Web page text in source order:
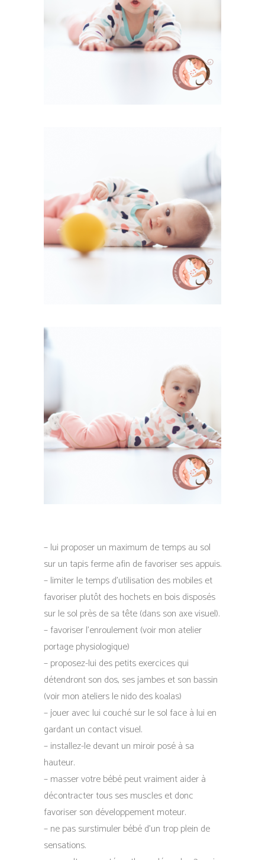
– lui proposer un maximum de temps au sol
sur un tapis ferme afin de favoriser ses appuis.
– limiter le temps d’utilisation des mobiles et
favoriser plutôt des hochets en bois disposés
sur le sol près de sa tête (dans son axe visuel).
– favoriser l’enroulement (voir mon atelier
portage physiologique)
– proposez-lui des petits exercices qui
détendront son dos, ses jambes et son bassin
(voir mon ateliers le nido des koalas)
– jouer avec lui couché sur le sol face à lui en
gardant un contact visuel.
– installez-le devant un miroir posé à sa
hauteur.
– masser votre bébé peut vraiment aider à
décontracter tous ses muscles et donc
favoriser son développement moteur.
– ne pas surstimuler bébé d’un trop plein de
sensations.